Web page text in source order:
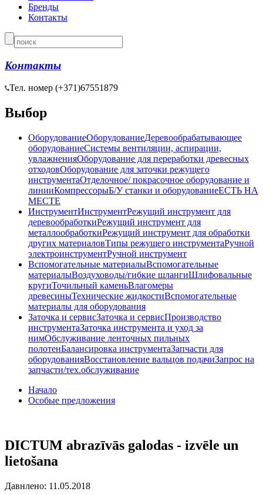
Бренды
Контакты
Контакты
Тел. номер (+371)67551879
Выбор
ОборудованиеОборудованиеДеревообрабатывающее
оборудованиеСистемы вентиляции, аспирации,
увлажненияОборудование для переработки древесных
отходовОборудование для заточки режущего
инструментаОтделочное/ покрасочное оборудование и
линииКомпрессорыБ/У станки и оборудованиеЕСТЬ НА
МЕСТЕ
ИнструментИнструментРежущий инструмент для
деревообработкиРежущий инструмент для
металлообработкиРежущий инструмент для обработки
других материаловТипы режущего инструментаРучной
электроинструментРучной инструмент
Вспомогательные материалыВспомогательные
материалыВоздуховоды/гибкие шлангиШлифовальные
кругиТочильный каменьВлагомеры
древесиныТехнические жидкостиВспомогательные
материалы для оборудования
Заточка и сервисЗаточка и сервисПроизводство
инструментаЗаточка инструмента и уход за
нимОбслуживание ленточных пильных
полотенБалансировка инструментаЗапчасти для
оборудованияВосстановление вальцов подачиЗапрос на
запчасти/тех.обслуживание
Начало
Особые предложения
DICTUM abrazīvās galodas - izvēle un
lietošana
Давнлено: 11.05.2018